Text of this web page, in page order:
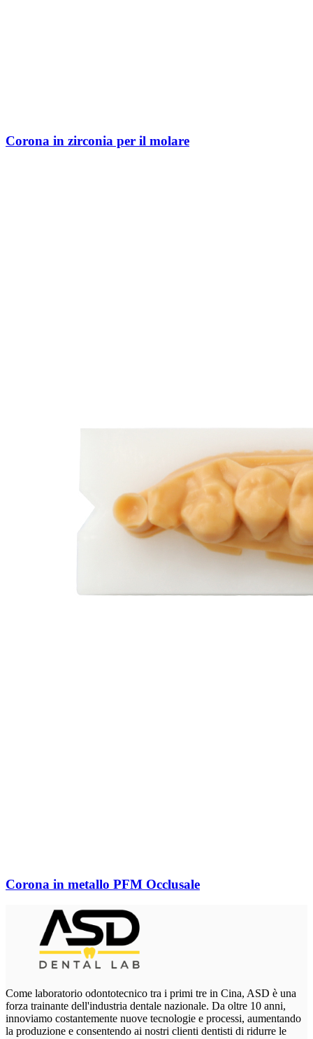
Corona in zirconia per il molare
Corona in metallo PFM Occlusale
Come laboratorio odontotecnico tra i primi tre in Cina, ASD è una
forza trainante dell'industria dentale nazionale. Da oltre 10 anni,
innoviamo costantemente nuove tecnologie e processi, aumentando
la produzione e consentendo ai nostri clienti dentisti di ridurre le